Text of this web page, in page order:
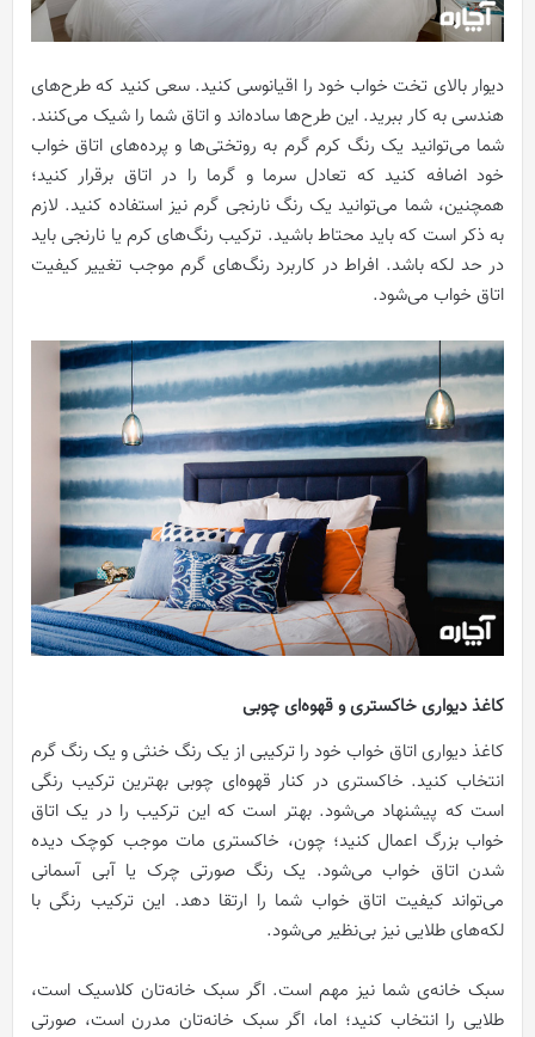
دیوار بالای تخت خواب خود را اقیانوسی کنید. سعی کنید که طرح‌های
هندسی به کار ببرید. این طرح‌ها ساده‌اند و اتاق شما را شیک می‌کنند.
شما می‌توانید یک رنگ کرم گرم به روتختی‌ها و پرده‌های اتاق خواب
خود اضافه کنید که تعادل سرما و گرما را در اتاق برقرار کنید؛
همچنین، شما می‌توانید یک رنگ نارنجی گرم نیز استفاده کنید. لازم
به ذکر است که باید محتاط باشید. ترکیب رنگ‌های کرم یا نارنجی باید
در حد لکه باشد. افراط در کاربرد رنگ‌های گرم موجب تغییر کیفیت
اتاق خواب می‌شود.
کاغذ دیواری خاکستری و قهوه‌ای چوبی
کاغذ دیواری اتاق خواب خود را ترکیبی از یک رنگ خنثی و یک رنگ گرم
انتخاب کنید. خاکستری در کنار قهوه‌ای چوبی بهترین ترکیب رنگی
است که پیشنهاد می‌شود. بهتر است که این ترکیب را در یک اتاق
خواب بزرگ اعمال کنید؛ چون، خاکستری مات موجب کوچک دیده
شدن اتاق خواب می‌شود. یک رنگ صورتی چرک یا آبی آسمانی
می‌تواند کیفیت اتاق خواب شما را ارتقا دهد. این ترکیب رنگی با
لکه‌های طلایی نیز بی‌نظیر می‌شود.
سبک خانه‌ی شما نیز مهم است. اگر سبک خانه‌تان کلاسیک است،
طلایی را انتخاب کنید؛ اما، اگر سبک خانه‌تان مدرن است، صورتی